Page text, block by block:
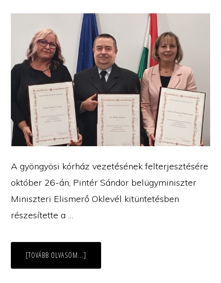
A gyöngyösi kórház vezetésének felterjesztésére
október 26-án, Pintér Sándor belügyminiszter
Miniszteri Elismerő Oklevél kitüntetésben
részesítette a …
[TOVÁBB OLVASOM...]
ELISMERÉS